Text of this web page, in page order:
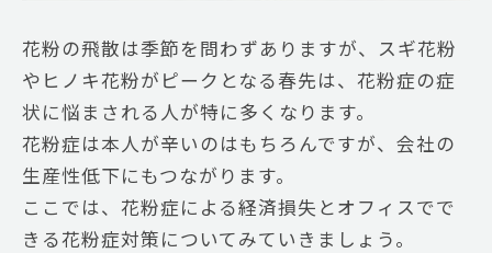
花粉の飛散は季節を問わずありますが、スギ花粉
やヒノキ花粉がピークとなる春先は、花粉症の症
状に悩まされる人が特に多くなります。
花粉症は本人が辛いのはもちろんですが、会社の
生産性低下にもつながります。
ここでは、花粉症による経済損失とオフィスでで
きる花粉症対策についてみていきましょう。